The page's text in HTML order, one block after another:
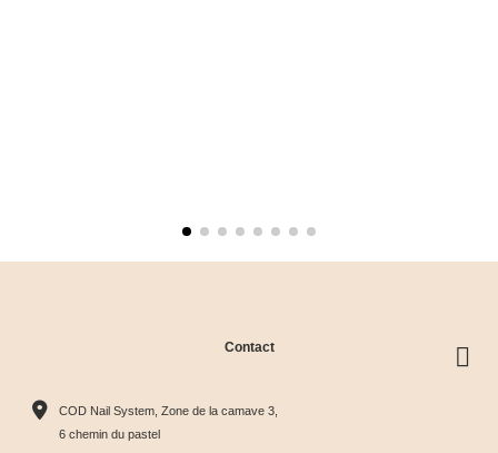
Contact
COD Nail System, Zone de la camave 3,
6 chemin du pastel